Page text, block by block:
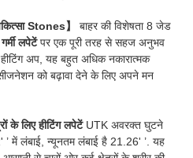
Stones】 बाहर की विशेषता 8 जेड
लपेटेंपर एक पूरी तरह से सहज अनुभव
हीटिंग अप, यह बहुत अधिक नकारात्मक
को बढ़ावा देने के लिए अपने मन
के लिए हीटिंग लपेटें UTK अवरक्त घुटने
में लंबाई, न्यूनतम लंबाई है 21.26' ’. यह